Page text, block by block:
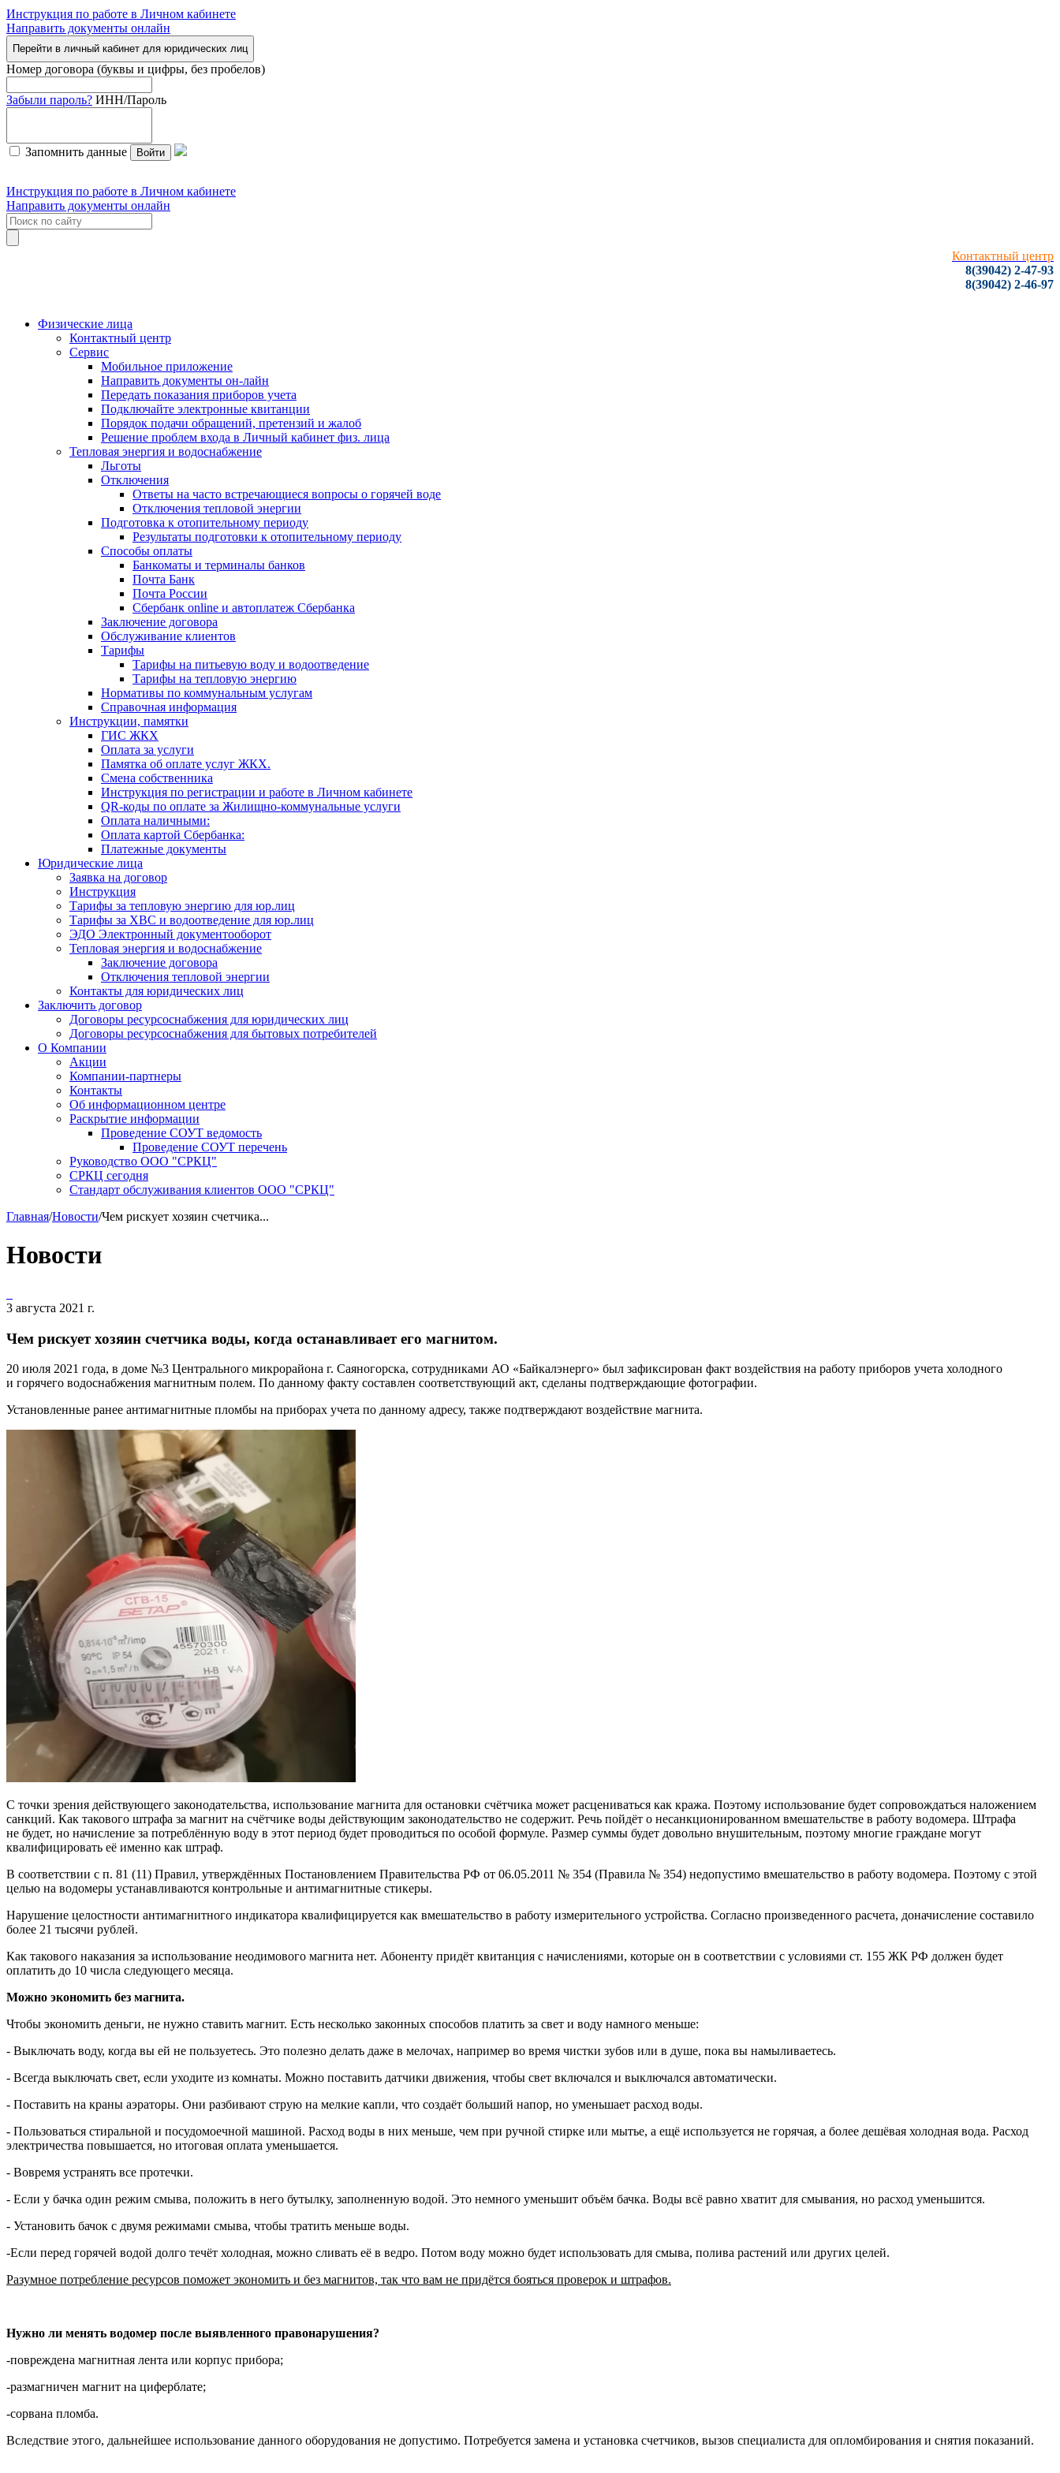
Инструкция по работе в Личном кабинете
Направить документы онлайн
Перейти в личный кабинет для юридических лиц
Номер договора (буквы и цифры, без пробелов)
Забыли пароль? ИНН/Пароль
Запомнить данные Войти
Инструкция по работе в Личном кабинете
Направить документы онлайн
Контактный центр
8(39042) 2-47-93
8(39042) 2-46-97
Физические лица
Контактный центр
Сервис
Мобильное приложение
Направить документы он-лайн
Передать показания приборов учета
Подключайте электронные квитанции
Порядок подачи обращений, претензий и жалоб
Решение проблем входа в Личный кабинет физ. лица
Тепловая энергия и водоснабжение
Льготы
Отключения
Ответы на часто встречающиеся вопросы о горячей воде
Отключения тепловой энергии
Подготовка к отопительному периоду
Результаты подготовки к отопительному периоду
Способы оплаты
Банкоматы и терминалы банков
Почта Банк
Почта России
Сбербанк online и автоплатеж Сбербанка
Заключение договора
Обслуживание клиентов
Тарифы
Тарифы на питьевую воду и водоотведение
Тарифы на тепловую энергию
Нормативы по коммунальным услугам
Справочная информация
Инструкции, памятки
ГИС ЖКХ
Оплата за услуги
Памятка об оплате услуг ЖКХ.
Смена собственника
Инструкция по регистрации и работе в Личном кабинете
QR-коды по оплате за Жилищно-коммунальные услуги
Оплата наличными:
Оплата картой Сбербанка:
Платежные документы
Юридические лица
Заявка на договор
Инструкция
Тарифы за тепловую энергию для юр.лиц
Тарифы за ХВС и водоотведение для юр.лиц
ЭДО Электронный документооборот
Тепловая энергия и водоснабжение
Заключение договора
Отключения тепловой энергии
Контакты для юридических лиц
Заключить договор
Договоры ресурсоснабжения для юридических лиц
Договоры ресурсоснабжения для бытовых потребителей
О Компании
Акции
Компании-партнеры
Контакты
Об информационном центре
Раскрытие информации
Проведение СОУТ ведомость
Проведение СОУТ перечень
Руководство ООО "СРКЦ"
СРКЦ сегодня
Стандарт обслуживания клиентов ООО "СРКЦ"
Главная/Новости/Чем рискует хозяин счетчика...
Новости
3 августа 2021 г.
Чем рискует хозяин счетчика воды, когда останавливает его магнитом.
20 июля 2021 года, в доме №3 Центрального микрорайона г. Саяногорска, сотрудниками АО «Байкалэнерго» был зафиксирован факт воздействия на работу приборов учета холодного
и горячего водоснабжения магнитным полем. По данному факту составлен соответствующий акт, сделаны подтверждающие фотографии.
Установленные ранее антимагнитные пломбы на приборах учета по данному адресу, также подтверждают воздействие магнита.
С точки зрения действующего законодательства, использование магнита для остановки счётчика может расцениваться как кража. Поэтому использование будет сопровождаться наложением
санкций. Как такового штрафа за магнит на счётчике воды действующим законодательство не содержит. Речь пойдёт о несанкционированном вмешательстве в работу водомера. Штрафа
не будет, но начисление за потреблённую воду в этот период будет проводиться по особой формуле. Размер суммы будет довольно внушительным, поэтому многие граждане могут
квалифицировать её именно как штраф.
В соответствии с п. 81 (11) Правил, утверждённых Постановлением Правительства РФ от 06.05.2011 № 354 (Правила № 354) недопустимо вмешательство в работу водомера. Поэтому с этой
целью на водомеры устанавливаются контрольные и антимагнитные стикеры.
Нарушение целостности антимагнитного индикатора квалифицируется как вмешательство в работу измерительного устройства. Согласно произведенного расчета, доначисление составило
более 21 тысячи рублей.
Как такового наказания за использование неодимового магнита нет. Абоненту придёт квитанция с начислениями, которые он в соответствии с условиями ст. 155 ЖК РФ должен будет
оплатить до 10 числа следующего месяца.
Можно экономить без магнита.
Чтобы экономить деньги, не нужно ставить магнит. Есть несколько законных способов платить за свет и воду намного меньше:
- Выключать воду, когда вы ей не пользуетесь. Это полезно делать даже в мелочах, например во время чистки зубов или в душе, пока вы намыливаетесь.
- Всегда выключать свет, если уходите из комнаты. Можно поставить датчики движения, чтобы свет включался и выключался автоматически.
- Поставить на краны аэраторы. Они разбивают струю на мелкие капли, что создаёт больший напор, но уменьшает расход воды.
- Пользоваться стиральной и посудомоечной машиной. Расход воды в них меньше, чем при ручной стирке или мытье, а ещё используется не горячая, а более дешёвая холодная вода. Расход
электричества повышается, но итоговая оплата уменьшается.
- Вовремя устранять все протечки.
- Если у бачка один режим смыва, положить в него бутылку, заполненную водой. Это немного уменьшит объём бачка. Воды всё равно хватит для смывания, но расход уменьшится.
- Установить бачок с двумя режимами смыва, чтобы тратить меньше воды.
-Если перед горячей водой долго течёт холодная, можно сливать её в ведро. Потом воду можно будет использовать для смыва, полива растений или других целей.
Разумное потребление ресурсов поможет экономить и без магнитов, так что вам не придётся бояться проверок и штрафов.
Нужно ли менять водомер после выявленного правонарушения?
-повреждена магнитная лента или корпус прибора;
-размагничен магнит на циферблате;
-сорвана пломба.
Вследствие этого, дальнейшее использование данного оборудования не допустимо. Потребуется замена и установка счетчиков, вызов специалиста для опломбирования и снятия показаний.